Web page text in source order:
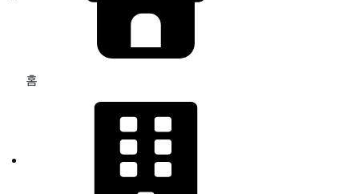
홈